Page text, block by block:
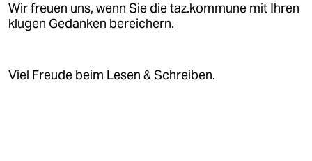
Wir freuen uns, wenn Sie die taz.kommune mit Ihren
klugen Gedanken bereichern.
Viel Freude beim Lesen & Schreiben.